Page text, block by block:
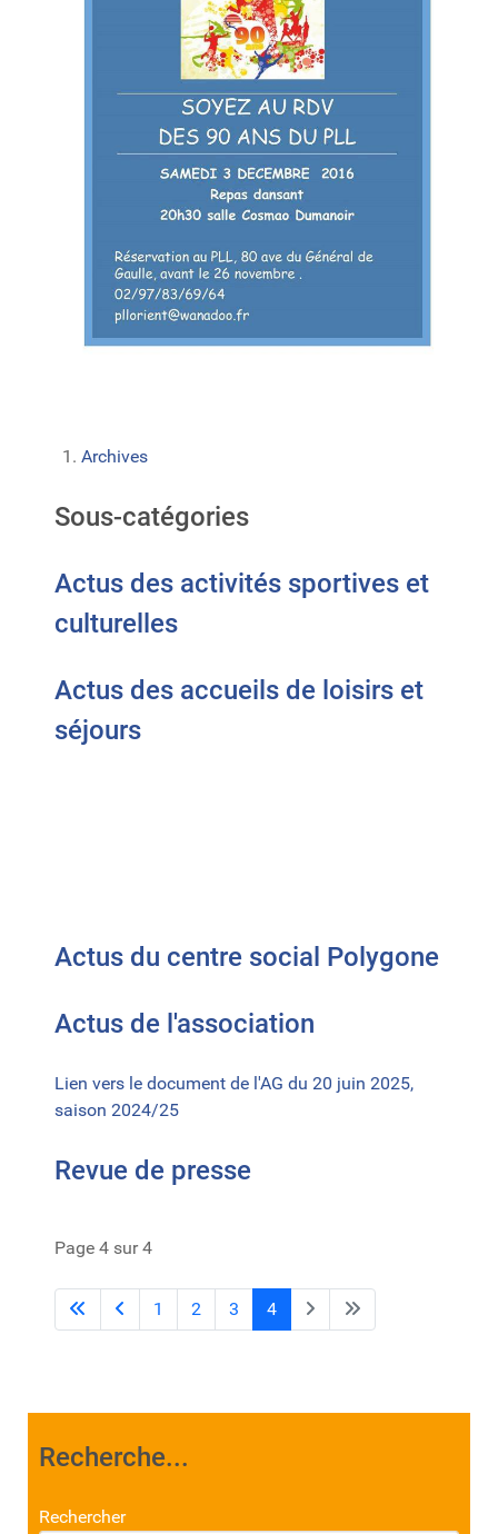
Archives
Sous-catégories
Actus des activités sportives et
culturelles
Actus des accueils de loisirs et
séjours
Actus du centre social Polygone
Actus de l'association
Lien vers le document de l'AG du 20 juin 2025,
saison 2024/25
Revue de presse
Page 4 sur 4
1 2 3 4
Recherche...
Rechercher